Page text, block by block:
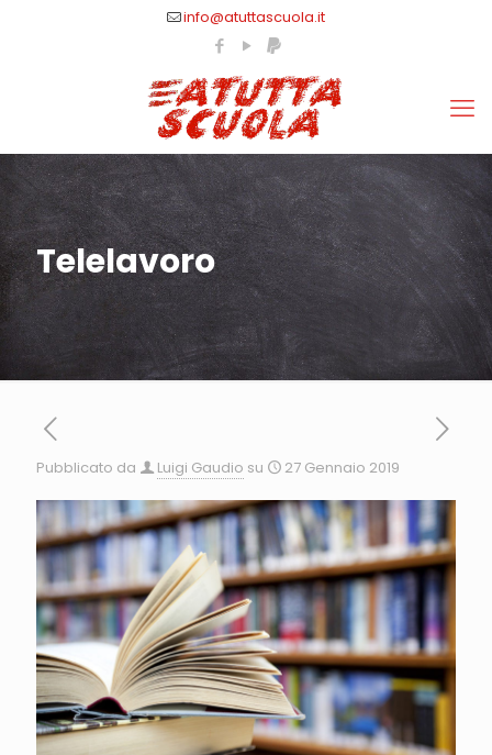
info@atuttascuola.it
Telelavoro
Pubblicato da Luigi Gaudio su 27 Gennaio 2019